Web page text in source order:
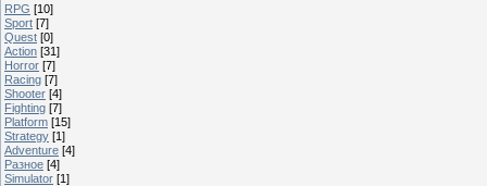
RPG [10]
Sport [7]
Quest [0]
Action [31]
Horror [7]
Racing [7]
Shooter [4]
Fighting [7]
Platform [15]
Strategy [1]
Adventure [4]
Разное [4]
Simulator [1]